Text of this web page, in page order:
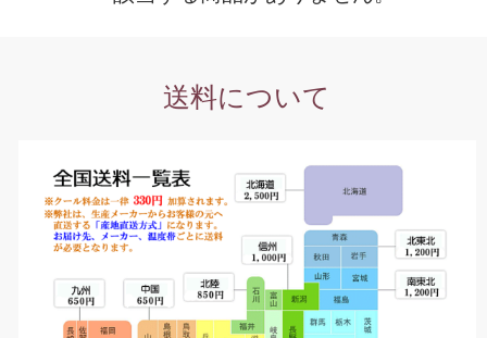
送料について